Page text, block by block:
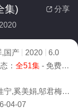
 分享
集)
,国产 2020
6.0
： 全51集- 免费在线观看
坚,刘敏涛,杜志国,冯雷,汤镇宗,王双宝,朱锐,金珈,张岩,麻骏,崔绍涵,林乐炫,韩潇珧,虞汇源,孔嫚
04-07